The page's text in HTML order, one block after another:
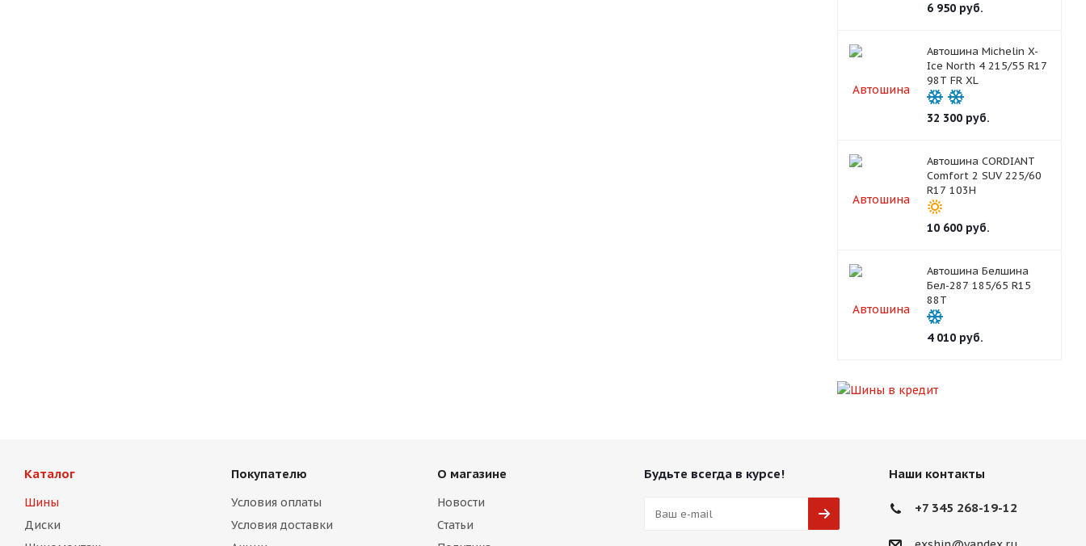
6 950руб.
Автошина Michelin X-
Ice North 4 215/55 R17
98T FR XL
32 300руб.
Автошина CORDIANT
Comfort 2 SUV 225/60
R17 103H
10 600руб.
Автошина Белшина
Бел-287 185/65 R15
88T
4 010руб.
Каталог
Шины
Диски
Покупателю
Условия оплаты
Условия доставки
О магазине
Новости
Статьи
Будьте всегда в курсе! Наши контакты
+7 345 268-19-12